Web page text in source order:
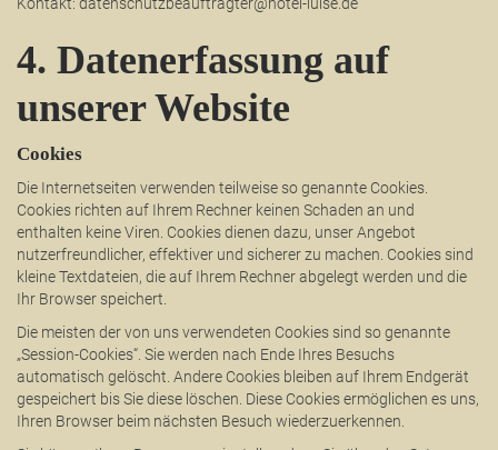
4. Datenerfassung auf
unserer Website
Cookies
Die Internetseiten verwenden teilweise so genannte Cookies.
Cookies richten auf Ihrem Rechner keinen Schaden an und
enthalten keine Viren. Cookies dienen dazu, unser Angebot
nutzerfreundlicher, effektiver und sicherer zu machen. Cookies sind
kleine Textdateien, die auf Ihrem Rechner abgelegt werden und die
Ihr Browser speichert.
Die meisten der von uns verwendeten Cookies sind so genannte
„Session-Cookies“. Sie werden nach Ende Ihres Besuchs
automatisch gelöscht. Andere Cookies bleiben auf Ihrem Endgerät
gespeichert bis Sie diese löschen. Diese Cookies ermöglichen es uns,
Ihren Browser beim nächsten Besuch wiederzuerkennen.